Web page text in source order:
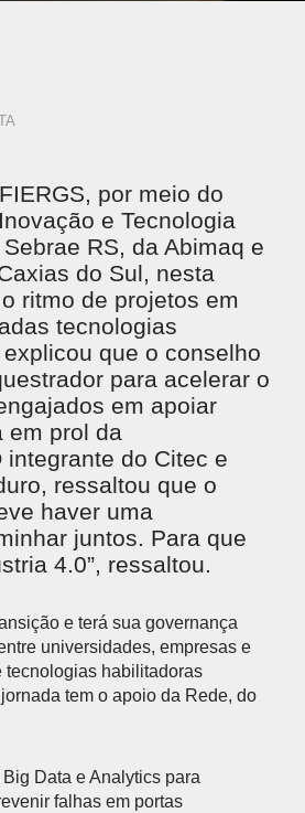
por meio do
e Tecnologia
RS, da Abimaq e
do Sul, nesta
ritmo de projetos em
tecnologias
que o conselho
para acelerar o
em apoiar
em prol da
integrante do Citec e
ressaltou que o
haver uma
juntos. Para que
4.0”, ressaltou.
e terá sua governança
universidades, empresas e
tecnologias habilitadoras
tem o apoio da Rede, do
Data e Analytics para
falhas em portas